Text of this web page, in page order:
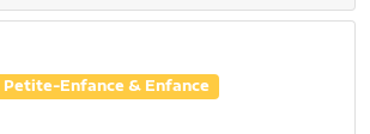
Petite-Enfance & Enfance